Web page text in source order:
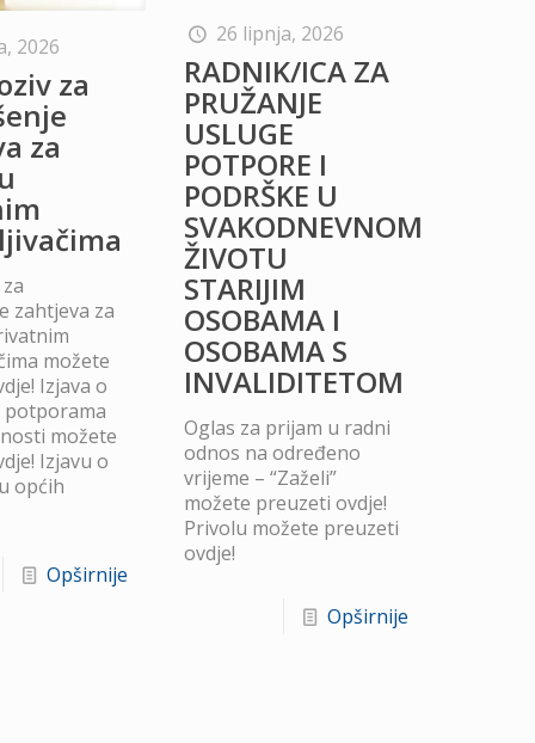
2026
za
za
zahtjeva za
možete
Izjava o
možete
Izjavu o
općih
Opširnije
26 lipnja, 2026
RADNIK/ICA ZA
PRUŽANJE
USLUGE
POTPORE I
PODRŠKE U
SVAKODNEVNOM
ŽIVOTU
STARIJIM
OSOBAMA I
OSOBAMA S
INVALIDITETOM
Oglas za prijam u radni
odnos na određeno
vrijeme – “Zaželi”
možete preuzeti ovdje!
Privolu možete preuzeti
ovdje!
Opširnije